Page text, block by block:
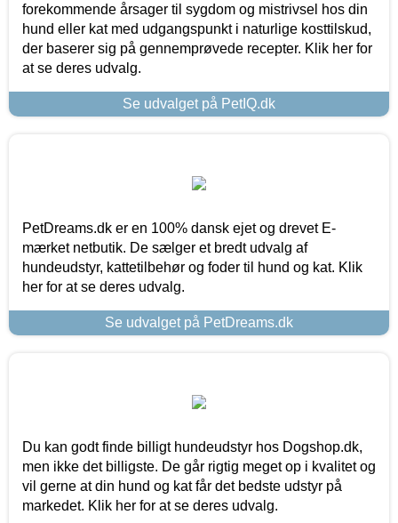
forekommende årsager til sygdom og mistrivsel hos din
hund eller kat med udgangspunkt i naturlige kosttilskud,
der baserer sig på gennemprøvede recepter. Klik her for
at se deres udvalg.
Se udvalget på PetIQ.dk
PetDreams.dk er en 100% dansk ejet og drevet E-
mærket netbutik. De sælger et bredt udvalg af
hundeudstyr, kattetilbehør og foder til hund og kat. Klik
her for at se deres udvalg.
Se udvalget på PetDreams.dk
Du kan godt finde billigt hundeudstyr hos Dogshop.dk,
men ikke det billigste. De går rigtig meget op i kvalitet og
vil gerne at din hund og kat får det bedste udstyr på
markedet. Klik her for at se deres udvalg.